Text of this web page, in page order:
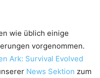
wie üblich einige
vorgenommen.
Ark: Survival Evolved
News Sektion zum